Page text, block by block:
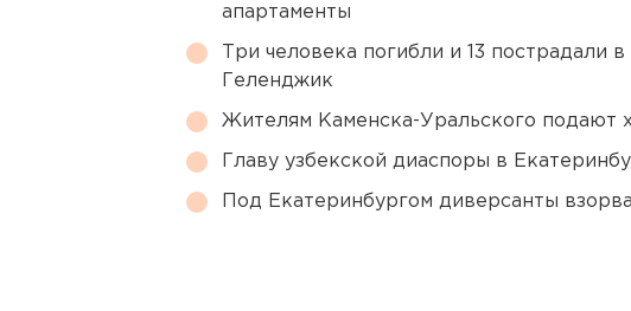
апартаменты
Три человека погибли и 13 пострадали
Геленджик
Жителям Каменска-Уральского подают
Главу узбекской диаспоры в
Под Екатеринбургом диверсанты